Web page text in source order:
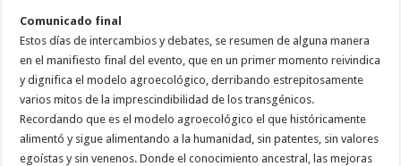
Comunicado final
Estos días de intercambios y debates, se resumen de alguna manera
en el manifiesto final del evento, que en un primer momento reivindica
y dignifica el modelo agroecológico, derribando estrepitosamente
varios mitos de la imprescindibilidad de los transgénicos.
Recordando que es el modelo agroecológico el que históricamente
alimentó y sigue alimentando a la humanidad, sin patentes, sin valores
egoístas y sin venenos. Donde el conocimiento ancestral, las mejoras